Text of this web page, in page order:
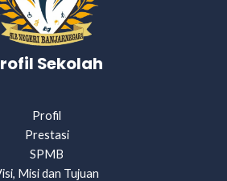
Sekolah
Profil
Prestasi
SPMB
Misi dan Tujuan